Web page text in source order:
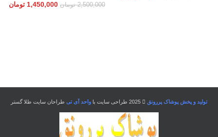
2,500,000 تومان 1,450,000 تومان
تولید و پخش پوشاک پررونق واحد آی تی طراحان سایت طلا گستر